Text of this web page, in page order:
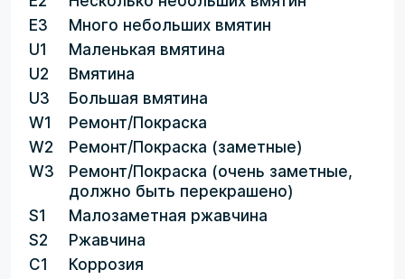
E3
Много небольших вмятин
U1
Маленькая вмятина
U2
Вмятина
U3
Большая вмятина
W1
Ремонт/Покраска
W2
Ремонт/Покраска (заметные)
W3
Ремонт/Покраска (очень заметные,
должно быть перекрашено)
S1
Малозаметная ржавчина
S2
Ржавчина
C1
Коррозия